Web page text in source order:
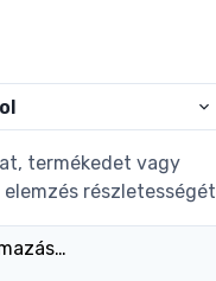
termékedet vagy